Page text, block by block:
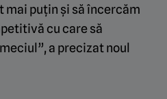
mai puțin și să încercăm
cu care să
a precizat noul